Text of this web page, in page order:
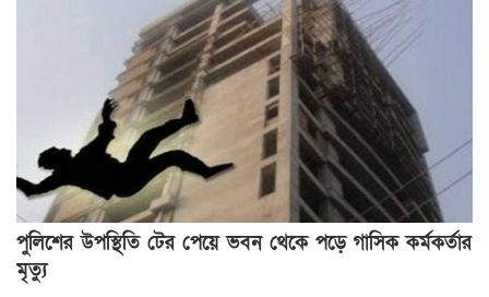
পুলিশের উপস্থিতি টের পেয়ে ভবন থেকে পড়ে গাসিক কর্মকর্তার
মৃত্যু